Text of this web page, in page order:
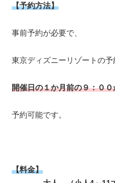
【予約方法】
事前予約が必要で、
東京ディズニーリゾートの予
開催日の１か月前の９：００
予約可能です。
【料金】